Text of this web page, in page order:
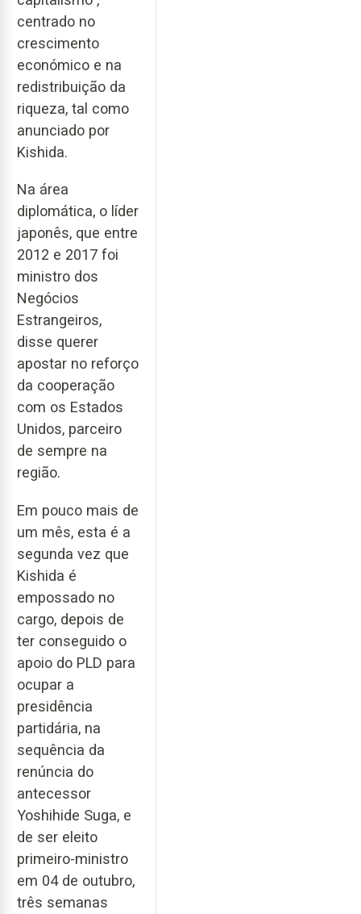
centrado no
crescimento
económico e na
redistribuição da
riqueza, tal como
anunciado por
Kishida.
Na área
diplomática, o líder
japonês, que entre
2012 e 2017 foi
ministro dos
Negócios
Estrangeiros,
disse querer
apostar no reforço
da cooperação
com os Estados
Unidos, parceiro
de sempre na
região.
Em pouco mais de
um mês, esta é a
segunda vez que
Kishida é
empossado no
cargo, depois de
ter conseguido o
apoio do PLD para
ocupar a
presidência
partidária, na
sequência da
renúncia do
antecessor
Yoshihide Suga, e
de ser eleito
primeiro-ministro
em 04 de outubro,
três semanas